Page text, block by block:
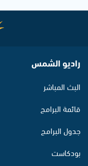
راديو الشمس
البث المباشر
قائمة البرامج
جدول البرامج
بودكاست